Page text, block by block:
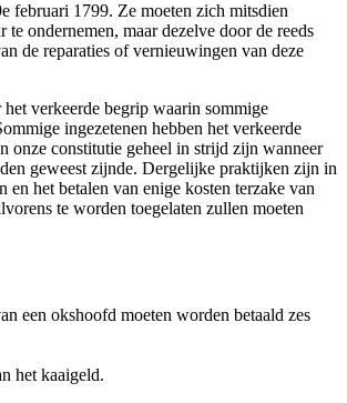
februari 1799. Ze moeten zich mitsdien
ondernemen, maar dezelve door de reeds
de reparaties of vernieuwingen van deze
verkeerde begrip waarin sommige
ingezetenen hebben het verkeerde
onze constitutie geheel in strijd zijn wanneer
geweest zijnde. Dergelijke praktijken zijn in
het betalen van enige kosten terzake van
te worden toegelaten zullen moeten
een okshoofd moeten worden betaald zes
het kaaigeld.